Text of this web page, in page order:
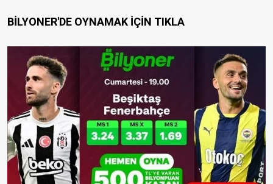
BİLYONER'DE OYNAMAK İÇİN TIKLA